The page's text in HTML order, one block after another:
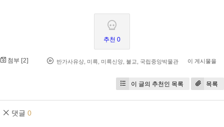
추천 0
첨부 [2] 반가사유상 미륵 미륵신앙 불교 국립중앙박물관 이 게시물을
이 글의 추천인 목록 목록
댓글 0